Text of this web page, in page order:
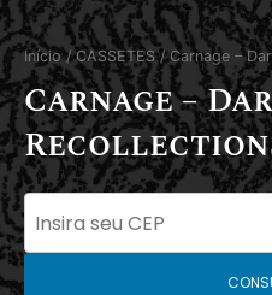
Início/CASSETES/ Carnage –
Carnage –
Recollections